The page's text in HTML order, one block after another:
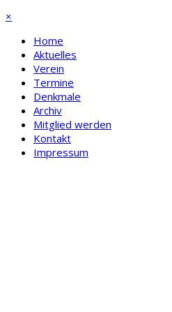
×
Home
Aktuelles
Verein
Termine
Denkmale
Archiv
Mitglied werden
Kontakt
Impressum